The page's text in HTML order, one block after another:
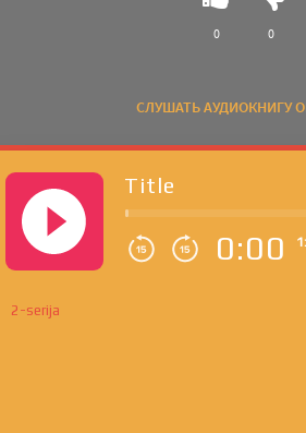
СЛУШАТЬ АУДИОКНИГУ
0 0
Title
0:00
2-serija